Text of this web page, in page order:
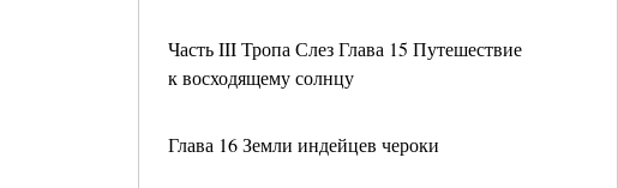
Часть III Тропа Слез Глава 15 Путешествие
к восходящему солнцу
Глава 16 Земли индейцев чероки